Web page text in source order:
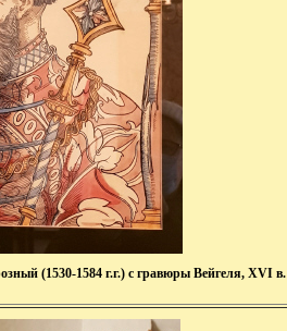
(1530-1584 г.г.) с гравюры Вейгеля, XVI в.